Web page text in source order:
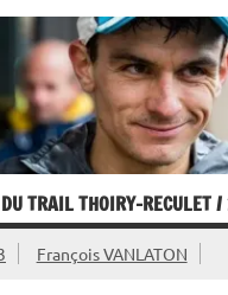
TRAIL THOIRY-
François VANLATON